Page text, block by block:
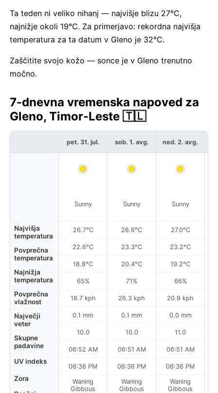
Ta teden ni veliko nihanj — najvišje blizu 27°C,
najnižje okoli 19°C. Za primerjavo: rekordna najvišja
temperatura za ta datum v Gleno je 32°C.
Zaščitite svojo kožo — sonce je v Gleno trenutno
močno.
7-dnevna vremenska napoved za
Gleno, Timor-Leste 🇹🇱
Najvišja
temperatura
Povprečna
temperatura
Najnižja
temperatura
Povprečna
vlažnost
Največji
veter
Skupne
padavine
UV indeks
Zora
pet. 31. jul.
Sunny
26.7°C
22.6°C
18.8°C
65%
18.7 kph
0.1 mm
10.0
06:52 AM
06:36 PM
Waning
Gibbous
sob. 1. avg.
Sunny
26.6°C
23.3°C
20.4°C
71%
26.3 kph
0.1 mm
10.0
06:51 AM
06:36 PM
Waning
Gibbous
ned. 2. avg.
Sunny
27.0°C
23.2°C
19.2°C
66%
20.9 kph
0.0 mm
11.0
06:51 AM
06:36 PM
Waning
Gibbous